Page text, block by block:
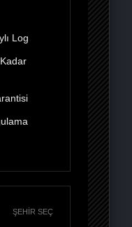
Log
ŞEHIR SEÇ